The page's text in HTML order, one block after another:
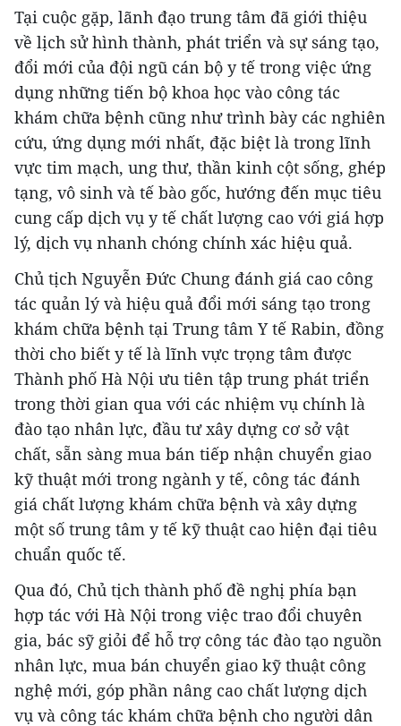
Tại cuộc gặp, lãnh đạo trung tâm đã giới thiệu
về lịch sử hình thành, phát triển và sự sáng tạo,
đổi mới của đội ngũ cán bộ y tế trong việc ứng
dụng những tiến bộ khoa học vào công tác
khám chữa bệnh cũng như trình bày các nghiên
cứu, ứng dụng mới nhất, đặc biệt là trong lĩnh
vực tim mạch, ung thư, thần kinh cột sống, ghép
tạng, vô sinh và tế bào gốc, hướng đến mục tiêu
cung cấp dịch vụ y tế chất lượng cao với giá hợp
lý, dịch vụ nhanh chóng chính xác hiệu quả.
Chủ tịch Nguyễn Đức Chung đánh giá cao công
tác quản lý và hiệu quả đổi mới sáng tạo trong
khám chữa bệnh tại Trung tâm Y tế Rabin, đồng
thời cho biết y tế là lĩnh vực trọng tâm được
Thành phố Hà Nội ưu tiên tập trung phát triển
trong thời gian qua với các nhiệm vụ chính là
đào tạo nhân lực, đầu tư xây dựng cơ sở vật
chất, sẵn sàng mua bán tiếp nhận chuyển giao
kỹ thuật mới trong ngành y tế, công tác đánh
giá chất lượng khám chữa bệnh và xây dựng
một số trung tâm y tế kỹ thuật cao hiện đại tiêu
chuẩn quốc tế.
Qua đó, Chủ tịch thành phố đề nghị phía bạn
hợp tác với Hà Nội trong việc trao đổi chuyên
gia, bác sỹ giỏi để hỗ trợ công tác đào tạo nguồn
nhân lực, mua bán chuyển giao kỹ thuật công
nghệ mới, góp phần nâng cao chất lượng dịch
vụ và công tác khám chữa bệnh cho người dân